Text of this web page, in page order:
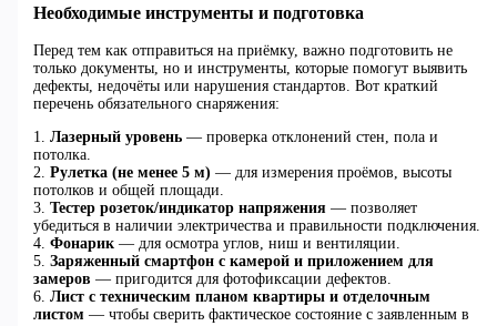
Необходимые инструменты и подготовка
Перед тем как отправиться на приёмку, важно подготовить не
только документы, но и инструменты, которые помогут выявить
дефекты, недочёты или нарушения стандартов. Вот краткий
перечень обязательного снаряжения:
1. Лазерный уровень— проверка отклонений стен, пола и
потолка.
2. Рулетка (не менее 5 м) — для измерения проёмов, высоты
потолков и общей площади.
3. Тестер розеток/индикатор напряжения— позволяет
убедиться в наличии электричества и правильности подключения.
4. Фонарик— для осмотра углов, ниш и вентиляции.
5. Заряженный смартфон с камерой и приложением для
замеров — пригодится для фотофиксации дефектов.
6. Лист с техническим планом квартиры и отделочным
листом — чтобы сверить фактическое состояние с заявленным в